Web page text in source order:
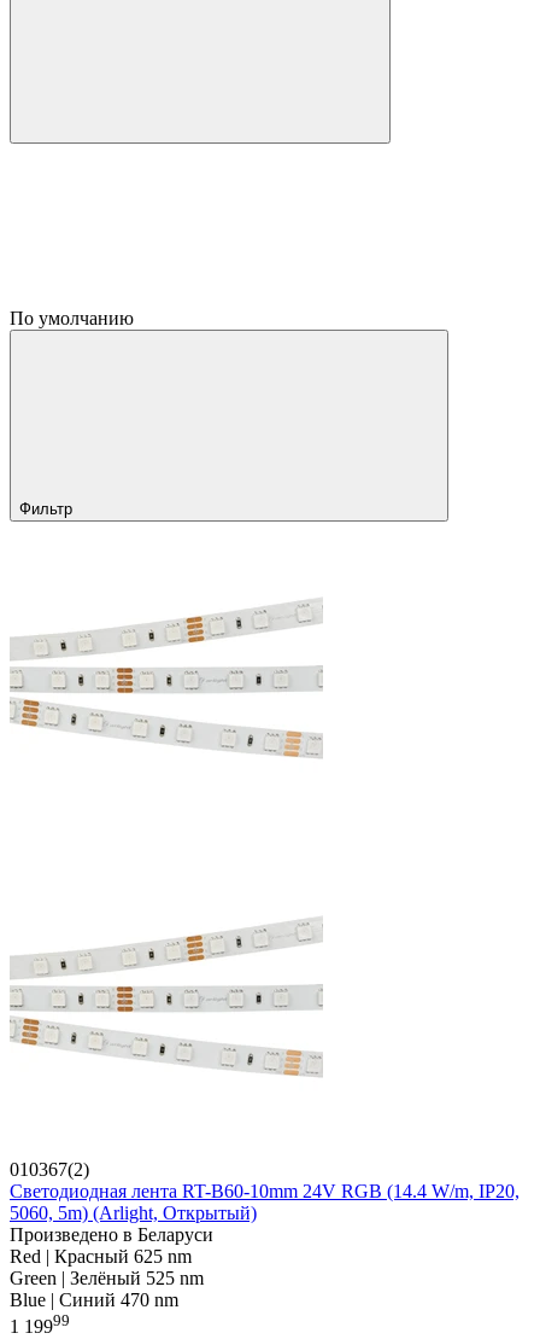
По умолчанию
Фильтр
010367(2)
Светодиодная лента RT-B60-10mm 24V RGB (14.4 W/m, IP20,
5060, 5m) (Arlight, Открытый)
Произведено в Беларуси
Red | Красный 625 nm
Green | Зелёный 525 nm
Blue | Синий 470 nm
1 19999